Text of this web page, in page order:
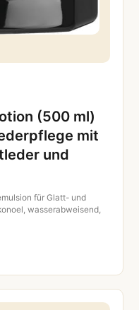
(500 ml)
mit
und
für Glatt- und
wasserabweisend,